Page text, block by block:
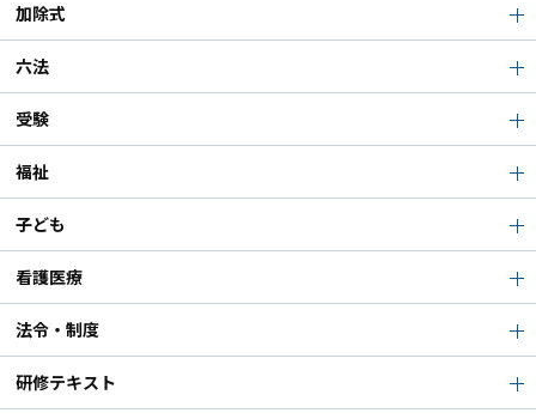
加除式
六法
受験
福祉
子ども
看護医療
法令・制度
研修テキスト